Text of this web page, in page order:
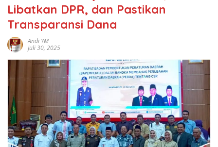
Libatkan DPR, dan Pastikan
Transparansi Dana
Andi YM
Juli 30, 2025